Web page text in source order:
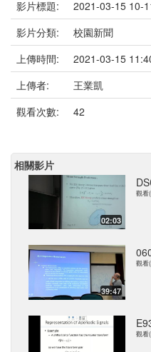
影片標題:
2021-03-15 10-
影片分類:
校園新聞
上傳時間:
2021-03-15
上傳者:
王業凱
觀看次數:
42
相關影片
02:03
觀看
39:47
觀看
觀看